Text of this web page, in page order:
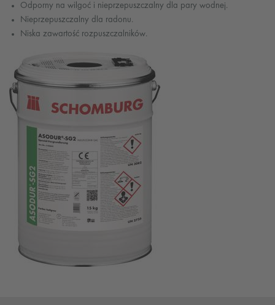
Odporny na wilgoć i nieprzepuszczalny dla pary wodnej.
Nieprzepuszczalny dla radonu.
Niska zawartość rozpuszczalników.